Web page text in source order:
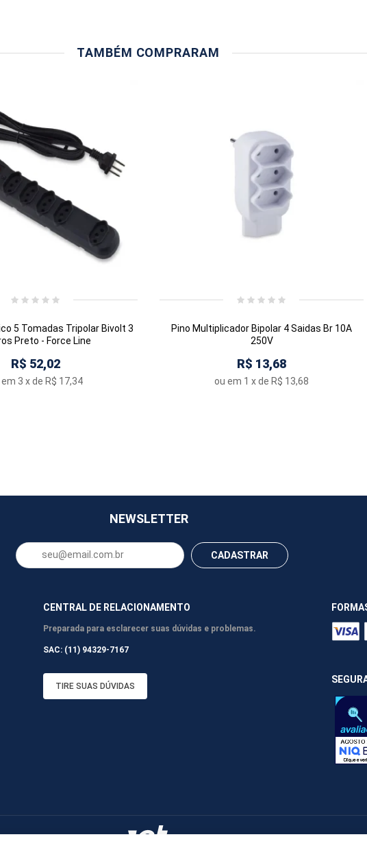
TAMBÉM COMPRARAM
5 Tomadas Tripolar Bivolt 3
Preto - Force Line
R$ 52,02
3 x de R$ 17,34
Pino Multiplicador Bipolar 4 Saidas Br 10A
250V
R$ 13,68
ou em 1 x de R$ 13,68
NEWSLETTER
CADASTRAR
CENTRAL DE RELACIONAMENTO
Preparada para esclarecer suas dúvidas e problemas.
SAC: (11) 94329-7167
TIRE SUAS DÚVIDAS